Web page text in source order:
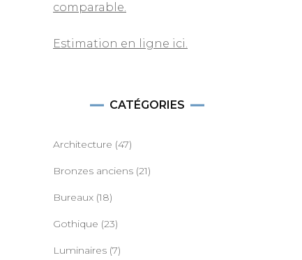
comparable.
Estimation en ligne ici.
CATÉGORIES
Architecture (47)
Bronzes anciens (21)
Bureaux (18)
Gothique (23)
Luminaires (7)